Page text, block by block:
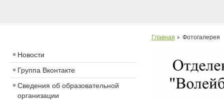
Новости
Группа Вконтакте
Сведения об образовательной
организации
Главная Фотогалерея